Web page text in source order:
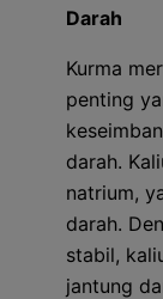
Darah
Kurma
penting
darah.
natrium,
darah.
stabil,
jantung